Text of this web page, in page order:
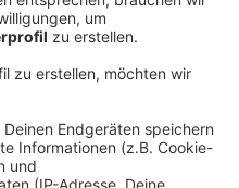
auf dem Send
der Pandemie ist
bestätigt die
der Fachhochschule
die aktuellen Krisen